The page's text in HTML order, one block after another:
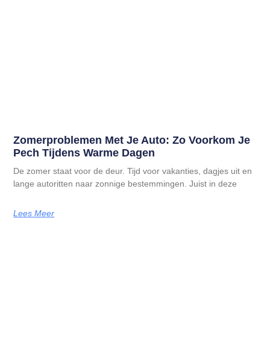
Zomerproblemen Met Je Auto: Zo Voorkom Je
Pech Tijdens Warme Dagen
De zomer staat voor de deur. Tijd voor vakanties, dagjes uit en
lange autoritten naar zonnige bestemmingen. Juist in deze
Lees Meer